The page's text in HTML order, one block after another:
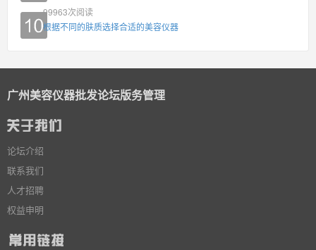
99963次阅读
根据不同的肤质选择合适的美容仪器
广州美容仪器批发论坛版务管理
论坛介绍
联系我们
人才招聘
权益申明